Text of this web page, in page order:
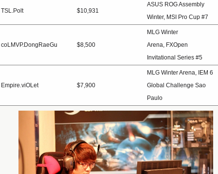
TSL.Polt $10,931
ASUS ROG Assembly
Winter, MSI Pro Cup #7
coLMVP.DongRaeGu $8,500
MLG Winter
Arena, FXOpen
Invitational Series #5
Empire.viOLet $7,900
MLG Winter Arena, IEM 6
Global Challenge Sao
Paulo